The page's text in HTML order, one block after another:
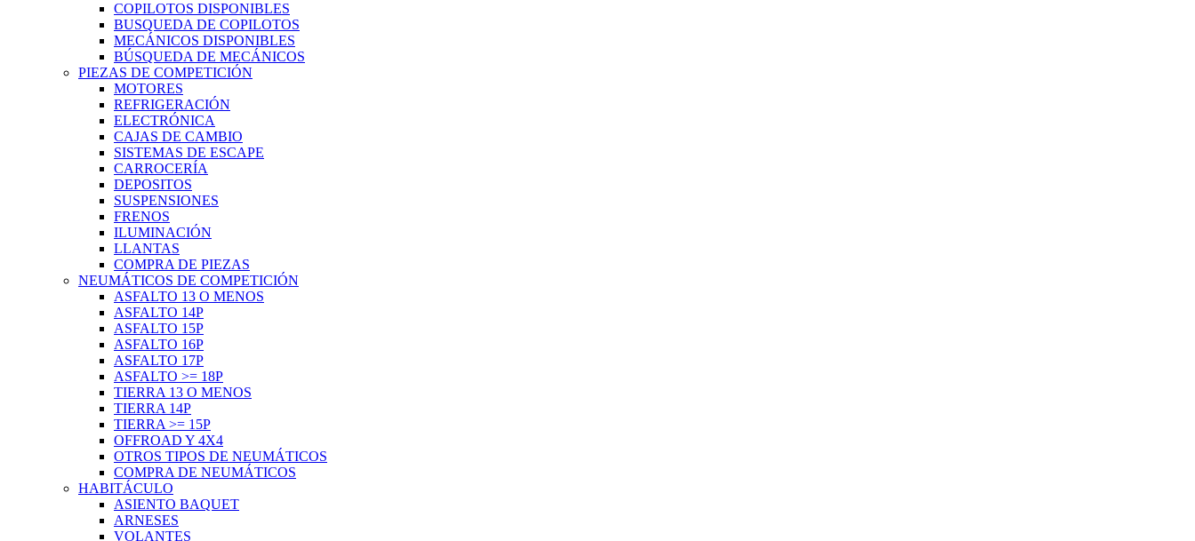
COPILOTOS DISPONIBLES
BUSQUEDA DE COPILOTOS
MECÁNICOS DISPONIBLES
BÚSQUEDA DE MECÁNICOS
PIEZAS DE COMPETICIÓN
MOTORES
REFRIGERACIÓN
ELECTRÓNICA
CAJAS DE CAMBIO
SISTEMAS DE ESCAPE
CARROCERÍA
DEPOSITOS
SUSPENSIONES
FRENOS
ILUMINACIÓN
LLANTAS
COMPRA DE PIEZAS
NEUMÁTICOS DE COMPETICIÓN
ASFALTO 13 O MENOS
ASFALTO 14P
ASFALTO 15P
ASFALTO 16P
ASFALTO 17P
ASFALTO >= 18P
TIERRA 13 O MENOS
TIERRA 14P
TIERRA >= 15P
OFFROAD Y 4X4
OTROS TIPOS DE NEUMÁTICOS
COMPRA DE NEUMÁTICOS
HABITÁCULO
ASIENTO BAQUET
ARNESES
VOLANTES